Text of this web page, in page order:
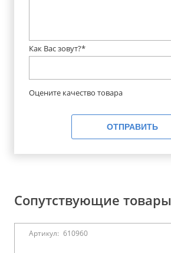
Как Вас зовут?*
Оцените качество товара
ОТПРАВИТЬ
Сопутствующие товары
Артикул: 610960